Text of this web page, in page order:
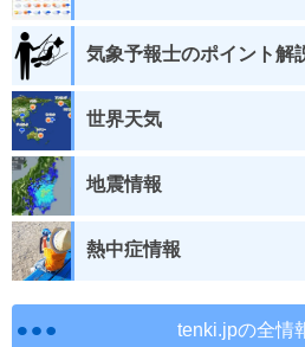
気象予報士のポイント解
世界天気
地震情報
熱中症情報
tenki.jpの全情